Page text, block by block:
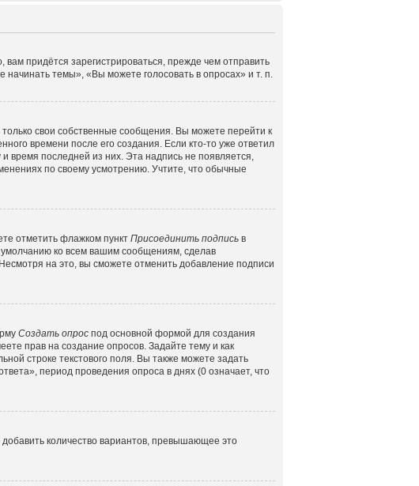
придётся зарегистрироваться, прежде чем отправить
темы», «Вы можете голосовать в опросах» и т. п.
свои собственные сообщения. Вы можете перейти к
времени после его создания. Если кто-то уже ответил
время последней из них. Эта надпись не появляется,
по своему усмотрению. Учтите, что обычные
отметить флажком пункт Присоединить подпись в
ко всем вашим сообщениям, сделав
на это, вы сможете отменить добавление подписи
Создать опрос под основной формой для создания
прав на создание опросов. Задайте тему и как
строке текстового поля. Вы также можете задать
период проведения опроса в днях (0 означает, что
количество вариантов, превышающее это